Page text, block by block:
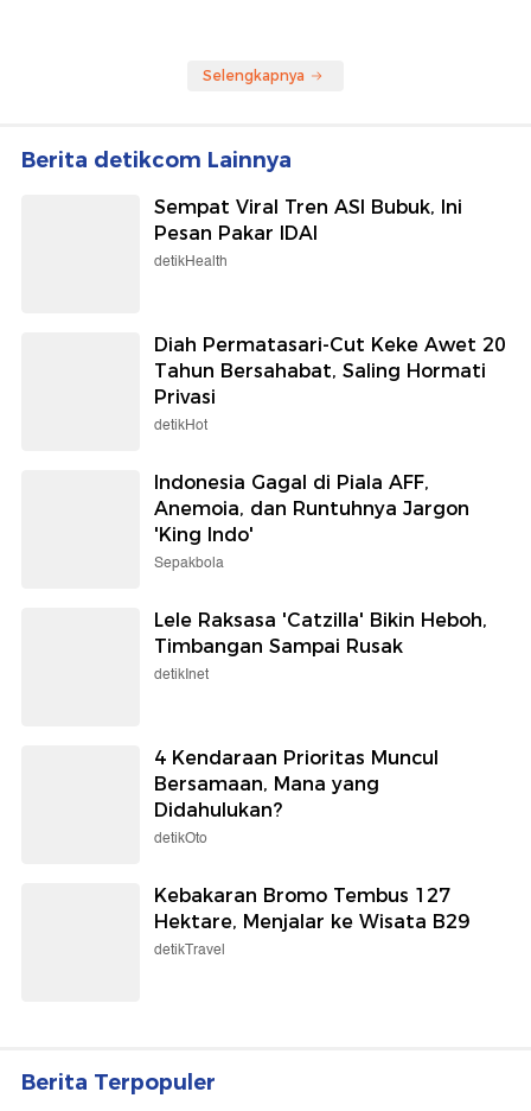
Selengkapnya
Berita detikcom Lainnya
Sempat Viral Tren ASI Bubuk, Ini
Pesan Pakar IDAI
detikHealth
Diah Permatasari-Cut Keke Awet 20
Tahun Bersahabat, Saling Hormati
Privasi
detikHot
Indonesia Gagal di Piala AFF,
Anemoia, dan Runtuhnya Jargon
'King Indo'
Sepakbola
Lele Raksasa 'Catzilla' Bikin Heboh,
Timbangan Sampai Rusak
detikInet
4 Kendaraan Prioritas Muncul
Bersamaan, Mana yang
Didahulukan?
detikOto
Kebakaran Bromo Tembus 127
Hektare, Menjalar ke Wisata B29
detikTravel
Berita Terpopuler